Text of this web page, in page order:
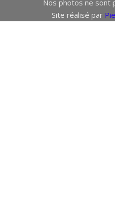
Nos photos ne sont
Site réalisé par